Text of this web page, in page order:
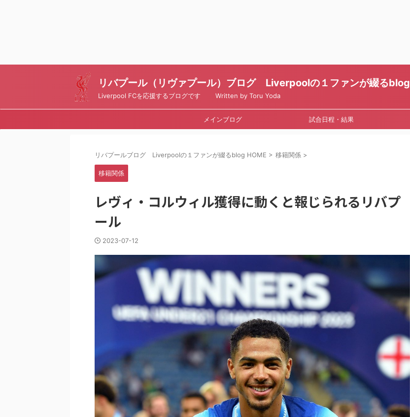
リバプール（リヴァプール）ブログ Liverpoolの１ファンが綴るblog
Liverpool FCを応援するブログです Written by Toru Yoda
メインブログ 試合日程・結果
リバプールブログ Liverpoolの１ファンが綴るblog HOME > 移籍関係 >
移籍関係
レヴィ・コルウィル獲得に動くと報じられるリバプ
ール
2023-07-12